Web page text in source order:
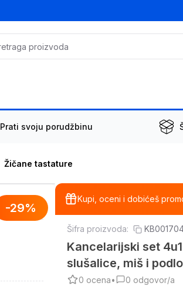
Prati svoju porudžbinu
Žičane tastature
-29%
Kupi, oceni i dobićeš
Šifra proizvoda:
Kancelarijski set
slušalice, miš i
0 ocena• 0 odgovor/a